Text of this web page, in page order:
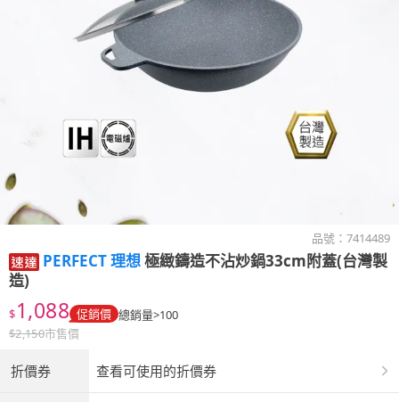
品號： 7414489
PERFECT 理想極緻鑄造不沾炒鍋33cm附蓋(台灣製
造)
$1,088 促銷價 總銷量>100
$2,150市售價
折價券 查看可使用的折價券